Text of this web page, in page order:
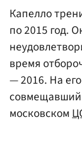
Капелло
по 2015 год.
время
— 2016. На
совмещавший
московском